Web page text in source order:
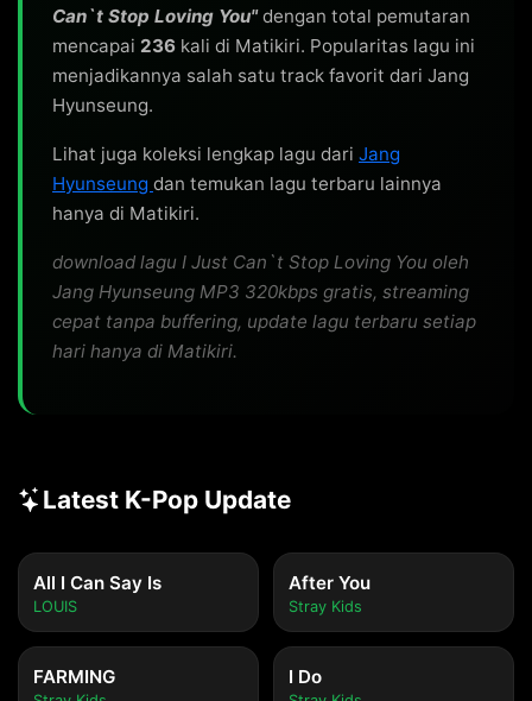
Can`t Stop Loving You"dengan total pemutaran
mencapai 236 kali di Matikiri. Popularitas lagu ini
menjadikannya salah satu track favorit dari Jang
Hyunseung.
Lihat juga koleksi lengkap lagu dari Jang
Hyunseung dan temukan lagu terbaru lainnya
hanya di Matikiri.
download lagu I Just Can`t Stop Loving You oleh
Jang Hyunseung MP3 320kbps gratis, streaming
cepat tanpa buffering, update lagu terbaru setiap
hari hanya di Matikiri.
Latest K-Pop Update
All I Can Say Is
LOUIS
After You
Stray Kids
FARMING I Do